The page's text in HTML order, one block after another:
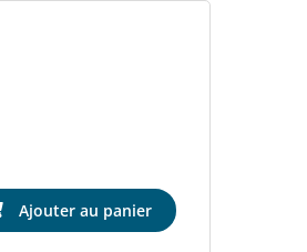
Ajouter au panier